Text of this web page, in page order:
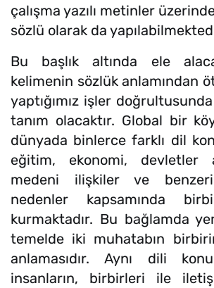
çalışma yazılı metinler
sözlü olarak da
Bu başlık altında ele
kelimenin sözlük anlamından
yaptığımız işler
tanım olacaktır. Global bir
dünyada binlerce farklı dil
eğitim, ekonomi, devletler
medeni ilişkiler ve
nedenler kapsamında
kurmaktadır. Bu bağlamda
temelde iki muhatabın
anlamasıdır. Aynı dili
insanların, birbirleri ile